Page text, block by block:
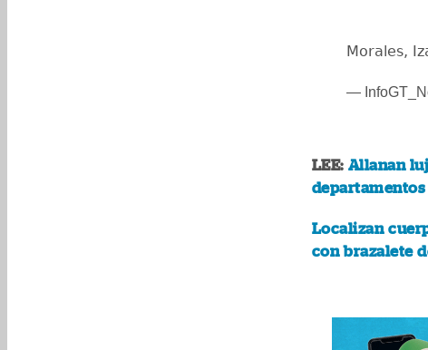
Morales,
—
LEE: Allanan
Localizan
con brazalete